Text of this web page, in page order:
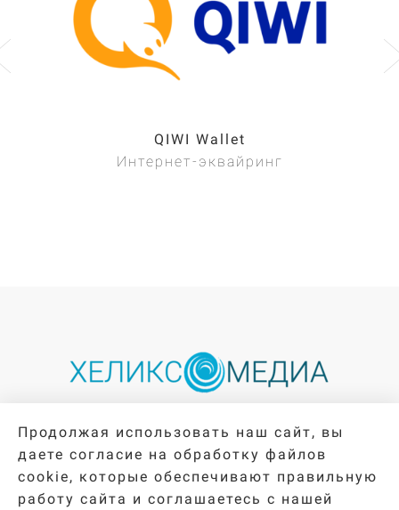
QIWI Wallet
Интернет-эквайринг
Каталог интеграций Блог
Обновления приложений О компании
Продолжая использовать наш сайт, вы
даете согласие на обработку файлов
cookie, которые обеспечивают правильную
работу сайта и соглашаетесь с нашей